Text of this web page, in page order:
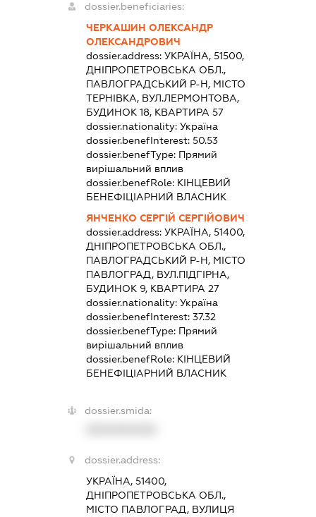
dossier.beneficiaries:
ЧЕРКАШИН ОЛЕКСАНДР
ОЛЕКСАНДРОВИЧ
dossier.address:УКРАЇНА, 51500,
ДНІПРОПЕТРОВСЬКА ОБЛ.,
ПАВЛОГРАДСЬКИЙ Р-Н, МІСТО
ТЕРНІВКА, ВУЛ.ЛЕРМОНТОВА,
БУДИНОК 18, КВАРТИРА 57
dossier.nationality:Україна
dossier.benefInterest:50.53
dossier.benefType: Прямий
вирішальний вплив
dossier.benefRole: КІНЦЕВИЙ
БЕНЕФІЦІАРНИЙ ВЛАСНИК
ЯНЧЕНКО СЕРГІЙ СЕРГІЙОВИЧ
dossier.address:УКРАЇНА, 51400,
ДНІПРОПЕТРОВСЬКА ОБЛ.,
ПАВЛОГРАДСЬКИЙ Р-Н, МІСТО
ПАВЛОГРАД, ВУЛ.ПІДГІРНА,
БУДИНОК 9, КВАРТИРА 27
dossier.nationality:Україна
dossier.benefInterest:37.32
dossier.benefType: Прямий
вирішальний вплив
dossier.benefRole: КІНЦЕВИЙ
БЕНЕФІЦІАРНИЙ ВЛАСНИК
dossier.smida:
dossier.address:
УКРАЇНА, 51400,
ДНІПРОПЕТРОВСЬКА ОБЛ.,
МІСТО ПАВЛОГРАД, ВУЛИЦЯ